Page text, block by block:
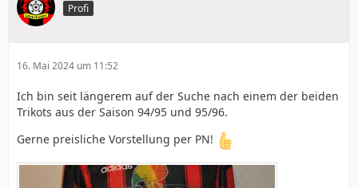
Profi
16. Mai 2024 um 11:52
Ich bin seit längerem auf der Suche nach einem der beiden
Trikots aus der Saison 94/95 und 95/96.
Gerne preisliche Vorstellung per PN!